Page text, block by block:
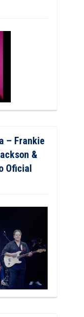
– Frankie
&
Oficial